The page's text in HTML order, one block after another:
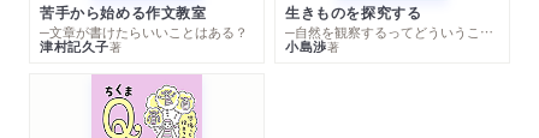
苦手から始める作文教室
─文章が書けたらいいことはある？
津村記久子著
生きものを探究する
─自然を観察するってどういうこと？
小島渉著